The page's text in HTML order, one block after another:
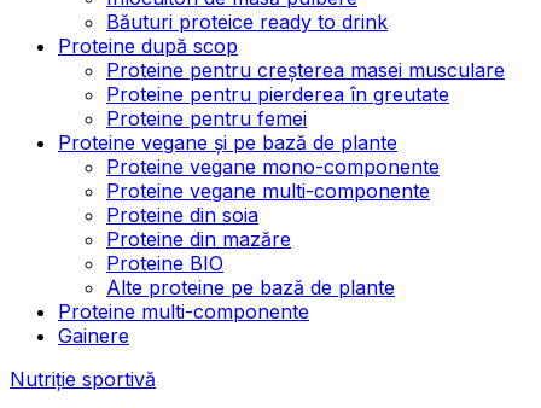
Băuturi proteice ready to drink
Proteine după scop
Proteine pentru creșterea masei musculare
Proteine pentru pierderea în greutate
Proteine pentru femei
Proteine vegane și pe bază de plante
Proteine vegane mono-componente
Proteine vegane multi-componente
Proteine din soia
Proteine din mazăre
Proteine BIO
Alte proteine pe bază de plante
Proteine multi-componente
Gainere
Nutriție sportivă